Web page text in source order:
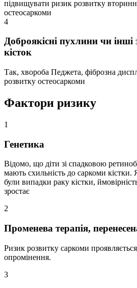
підвищувати ризик розвитку
остеосаркоми
4
Доброякісні пухлини чи
кісток
Так, хвороба Педжета, фіброзна
розвитку остеосаркоми
Фактори ризику
1
Генетика
Відомо, що діти зі спадковою
мають схильність до саркоми кістки.
були випадки раку кістки,
зростає
2
Променева терапія,
Ризик розвитку саркоми проявляється
опромінення.
3